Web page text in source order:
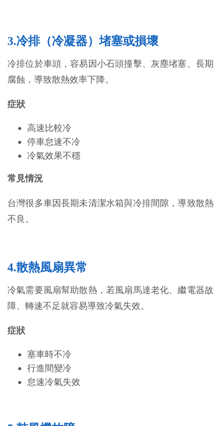
3.冷排（冷凝器）堵塞或損壞
冷排位於車頭，容易因小石頭撞擊、灰塵堵塞、長期
腐蝕，導致散熱效率下降。
症狀
高速比較冷
停車怠速不冷
冷氣效果不穩
常見情況
台灣很多車因長期未清潔水箱與冷排間隙，導致散熱
不良。
4.散熱風扇異常
冷氣需要風扇幫助散熱，若風扇馬達老化、繼電器故
障、轉速不足就容易導致冷氣失效。
症狀
塞車時不冷
行進間變冷
怠速冷氣失效